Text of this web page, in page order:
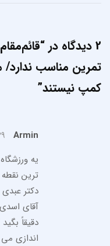
2 دیدگاه در “
تمرین مناسب
کمپ نیستند”
Armin
یه
ترین
دکتر
آقای
دقیقاً
اندازی می